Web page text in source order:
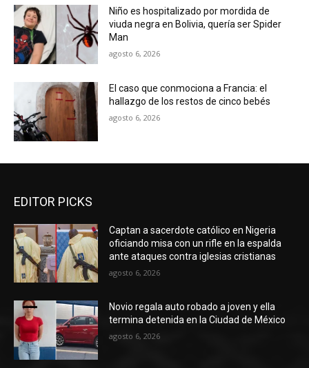
Niño es hospitalizado por mordida de
viuda negra en Bolivia, quería ser Spider
Man
agosto 6, 2026
El caso que conmociona a Francia: el
hallazgo de los restos de cinco bebés
agosto 6, 2026
EDITOR PICKS
Captan a sacerdote católico en Nigeria
oficiando misa con un rifle en la espalda
ante ataques contra iglesias cristianas
agosto 6, 2026
Novio regala auto robado a joven y ella
termina detenida en la Ciudad de México
agosto 6, 2026